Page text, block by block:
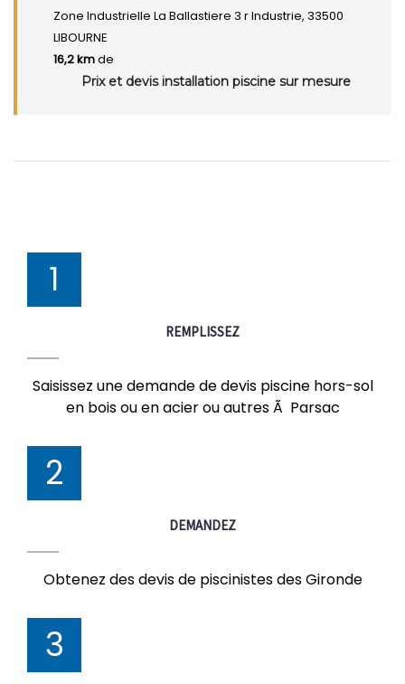
Zone Industrielle La Ballastiere 3 r Industrie, 33500
LIBOURNE
16,2 kmde
Prix et devis installation piscine sur mesure
1
REMPLISSEZ
Saisissez une demande de devis piscine hors-sol
en bois ou en acier ou autres Ã Parsac
2
DEMANDEZ
Obtenez des devis de piscinistes des Gironde
3